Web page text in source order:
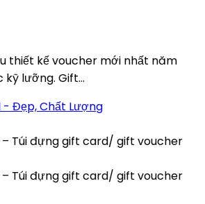
thiết kế voucher mới nhất năm
kỹ lưỡng. Gift...
- Đẹp, Chất Lượng